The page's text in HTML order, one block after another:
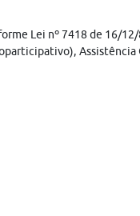
Lei nº 7418 de 16/
Assistência